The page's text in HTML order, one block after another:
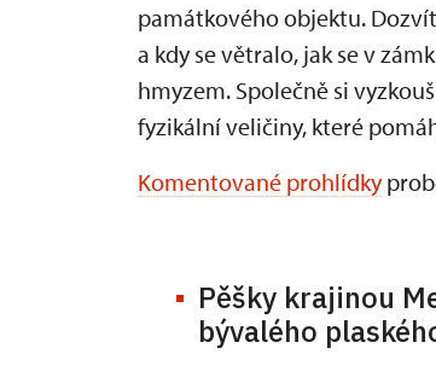
památkového objektu.
a kdy se větralo, jak se v
hmyzem. Společně si
fyzikální veličiny, které
Komentované prohlídky
Pěšky krajinou
bývalého